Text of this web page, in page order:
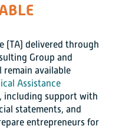
(TA) delivered through
Group and
remain available
Assistance
including support with
statements, and
entrepreneurs for